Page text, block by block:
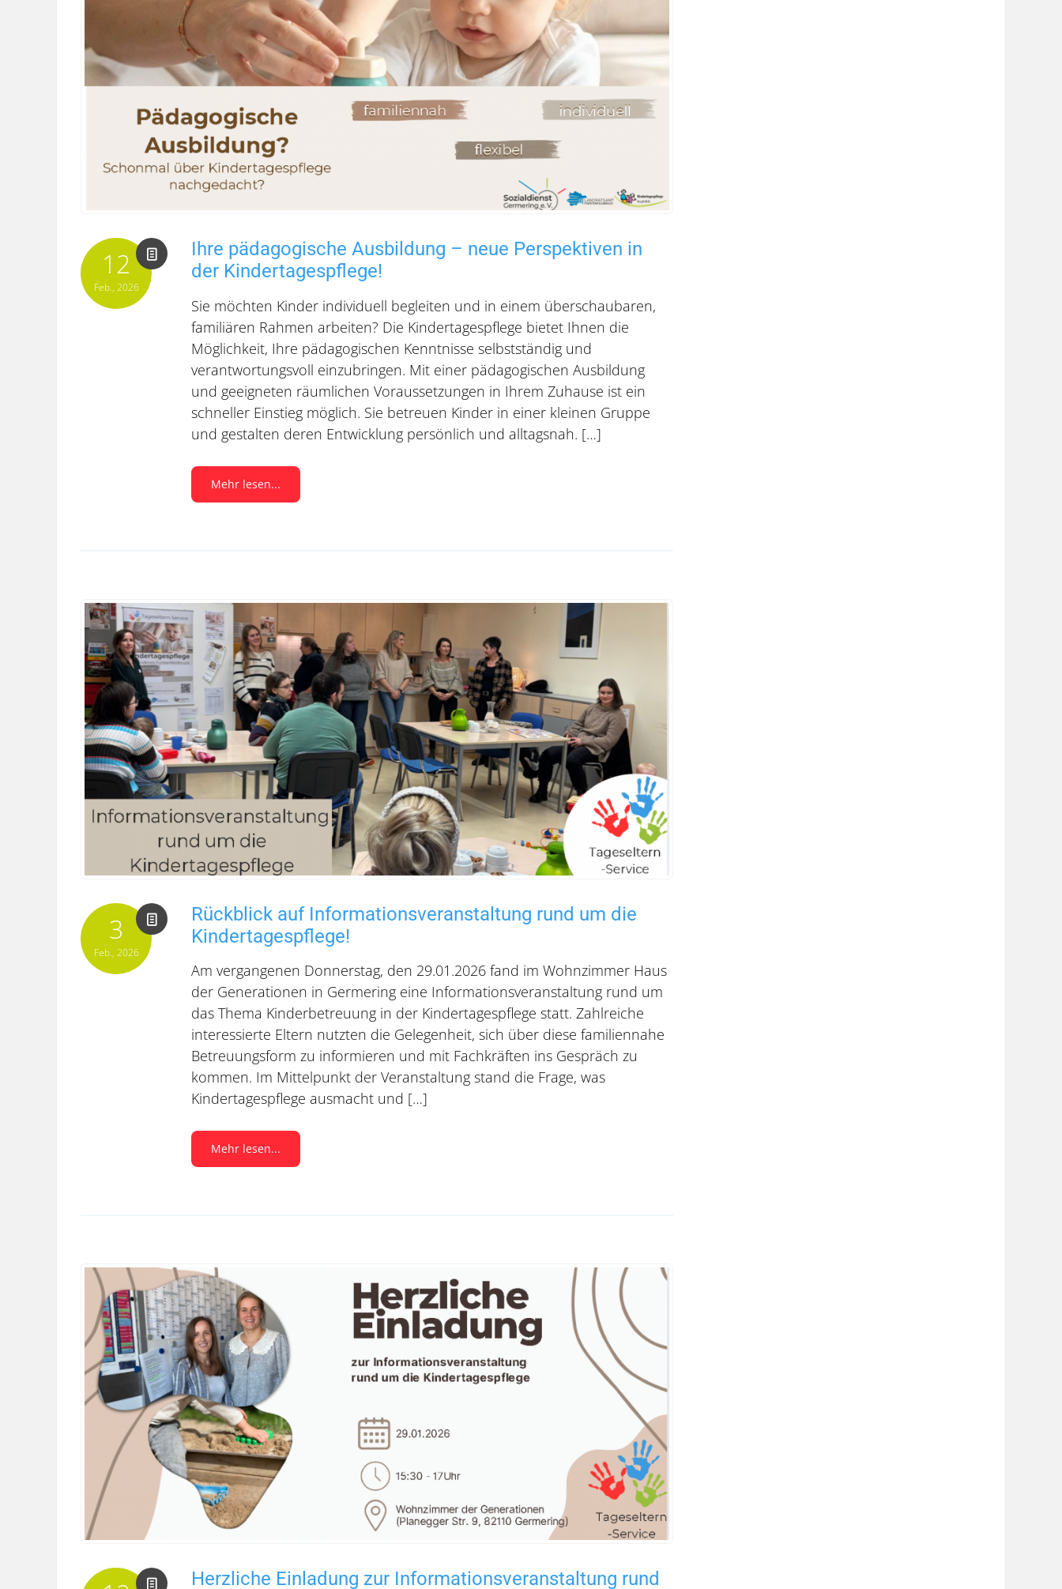
12
Feb., 2026
Ihre pädagogische Ausbildung – neue Perspektiven in
der Kindertagespflege!
Sie möchten Kinder individuell begleiten und in einem überschaubaren,
familiären Rahmen arbeiten? Die Kindertagespflege bietet Ihnen die
Möglichkeit, Ihre pädagogischen Kenntnisse selbstständig und
verantwortungsvoll einzubringen. Mit einer pädagogischen Ausbildung
und geeigneten räumlichen Voraussetzungen in Ihrem Zuhause ist ein
schneller Einstieg möglich. Sie betreuen Kinder in einer kleinen Gruppe
und gestalten deren Entwicklung persönlich und alltagsnah. […]
Mehr lesen...
3
Feb., 2026
Rückblick auf Informationsveranstaltung rund um die
Kindertagespflege!
Am vergangenen Donnerstag, den 29.01.2026 fand im Wohnzimmer Haus
der Generationen in Germering eine Informationsveranstaltung rund um
das Thema Kinderbetreuung in der Kindertagespflege statt. Zahlreiche
interessierte Eltern nutzten die Gelegenheit, sich über diese familiennahe
Betreuungsform zu informieren und mit Fachkräften ins Gespräch zu
kommen. Im Mittelpunkt der Veranstaltung stand die Frage, was
Kindertagespflege ausmacht und […]
Mehr lesen...
Herzliche Einladung zur Informationsveranstaltung rund